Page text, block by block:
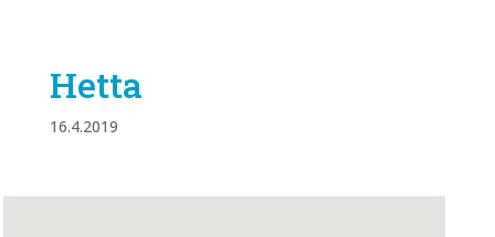
Hetta
16.4.2019